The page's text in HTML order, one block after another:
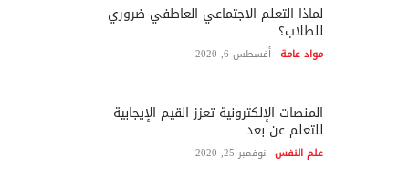
لماذا التعلم الاجتماعي العاطفي ضروري
للطلاب؟
مواد عامة أغسطس 6, 2020
المنصات الإلكترونية تعزز القيم الإيجابية
للتعلم عن بعد
علم النفس نوفمبر 25, 2020